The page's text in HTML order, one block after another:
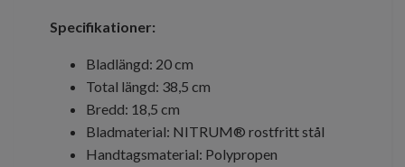
Specifikationer:
Bladlängd: 20 cm
Total längd: 38,5 cm
Bredd: 18,5 cm
Bladmaterial: NITRUM® rostfritt stål
Handtagsmaterial: Polypropen